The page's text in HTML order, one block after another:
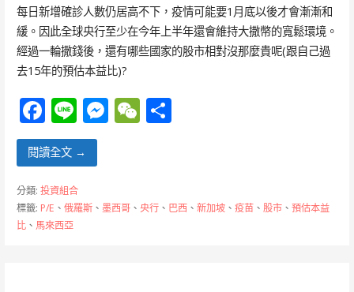
每日新增確診人數仍居高不下，疫情可能要1月底以後才會漸漸和
緩。因此全球央行至少在今年上半年還會維持大撒幣的寬鬆環境。
經過一輪撒錢後，還有哪些國家的股市相對沒那麼貴呢(跟自己過
去15年的預估本益比)?
F
ac
e
b
o
o
Li
n
e
M
n
W
at
分
閱讀全文 →
分類: 投資組合
標籤: P/E 、 俄羅斯、 墨西哥、 央行、 巴西、 新加坡、 疫苗、 股市、 預估本益
比、 馬來西亞